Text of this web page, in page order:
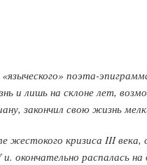
поэта-
и лишь на склоне лет,
закончил свою жизнь
жестокого кризиса III
распалась